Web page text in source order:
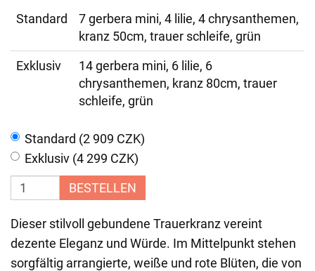
Standard
7 gerbera mini, 4 lilie, 4 chrysanthemen,
kranz 50cm, trauer schleife, grün
Exklusiv
14 gerbera mini, 6 lilie, 6
chrysanthemen, kranz 80cm, trauer
schleife, grün
Standard (2 909 CZK)
Exklusiv (4 299 CZK)
BESTELLEN
Dieser stilvoll gebundene Trauerkranz vereint
dezente Eleganz und Würde. Im Mittelpunkt stehen
sorgfältig arrangierte, weiße und rote Blüten, die von